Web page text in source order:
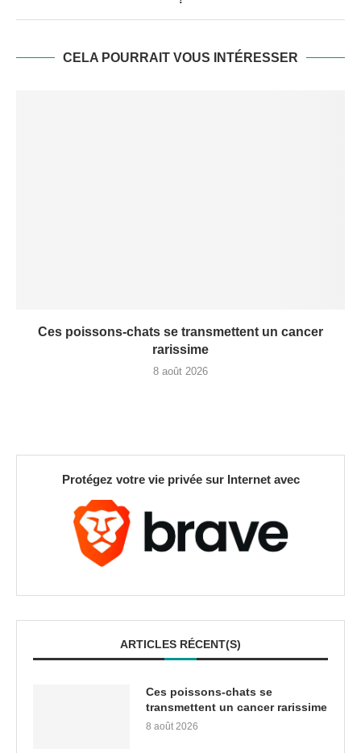
CELA POURRAIT VOUS INTÉRESSER
Ces poissons-chats se transmettent un cancer
rarissime
8 août 2026
Protégez votre vie privée sur Internet avec
ARTICLES RÉCENT(S)
Ces poissons-chats se
transmettent un cancer rarissime
8 août 2026